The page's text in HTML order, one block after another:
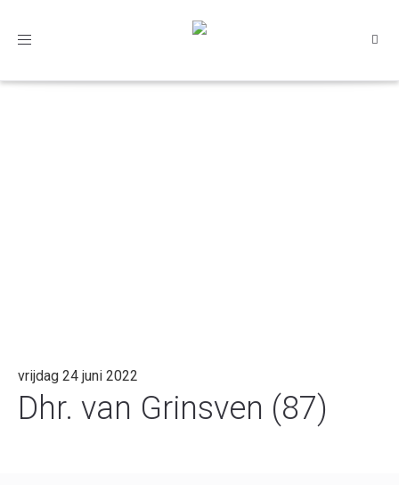
Toggle
vrijdag 24 juni 2022
Dhr. van Grinsven (87)